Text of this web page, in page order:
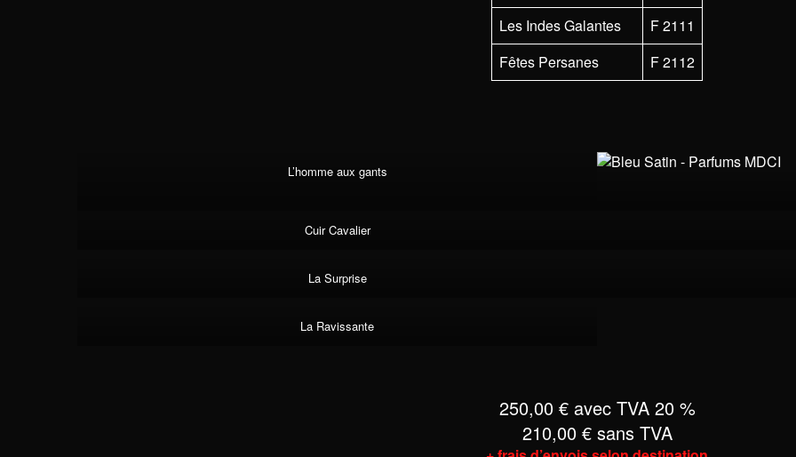
Les Indes Galantes
F 2111
Fêtes Persanes
F 2112
L’homme aux gants
Cuir Cavalier
La Surprise
La Ravissante
250,00 € avec TVA 20 %
210,00 € sans TVA